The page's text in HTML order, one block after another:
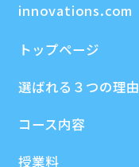
innovations.com
トップページ
選ばれる３つの理由
コース内容
授業料